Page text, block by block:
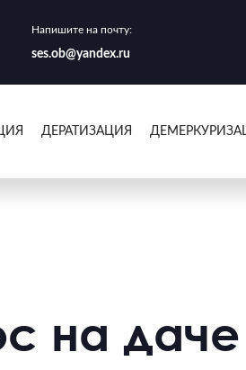
Напишите на почту:
ses.ob@yandex.ru
ДЕРАТИЗАЦИЯ
на